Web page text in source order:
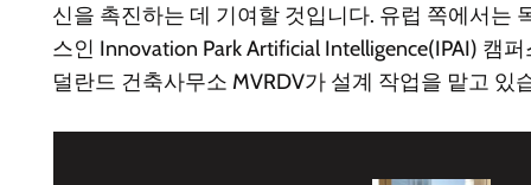
신을 촉진하는 데 기여할 것입니다. 유럽 쪽에서는
스인 Innovation Park Artificial Intelligence(IPAI) 캠
덜란드 건축사무소 MVRDV가 설계 작업을 맡고 있